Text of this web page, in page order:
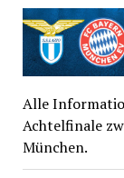
Alle
Achtelfinale
München.